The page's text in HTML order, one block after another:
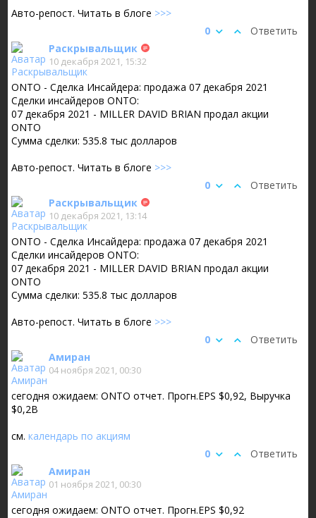
Авто-репост. Читать в блоге >>>
Ответить
0
Раскрывальщик
10 декабря 2021, 15:32
ONTO - Сделка Инсайдера: продажа 07 декабря 2021
Сделки инсайдеров ONTO:
07 декабря 2021 - MILLER DAVID BRIAN продал акции
ONTO
Сумма сделки: 535.8 тыс долларов
Авто-репост. Читать в блоге >>>
Ответить
0
Раскрывальщик
10 декабря 2021, 13:14
ONTO - Сделка Инсайдера: продажа 07 декабря 2021
Сделки инсайдеров ONTO:
07 декабря 2021 - MILLER DAVID BRIAN продал акции
ONTO
Сумма сделки: 535.8 тыс долларов
Авто-репост. Читать в блоге >>>
Ответить
0
Амиран
04 ноября 2021, 00:30
сегодня ожидаем: ONTO отчет. Прогн.EPS $0,92, Выручка
$0,2B
см.календарь по акциям
Ответить
0
Амиран
01 ноября 2021, 00:30
сегодня ожидаем: ONTO отчет. Прогн.EPS $0,92